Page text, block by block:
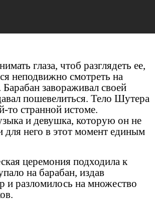
глаза, чтоб разглядеть ее,
неподвижно смотреть на
завораживал своей
пошевелиться. Тело Шутера
то странной истоме.
и девушка, которую он не
для него в этот момент единым
церемония подходила к
на барабан, издав
и разломилось на множество